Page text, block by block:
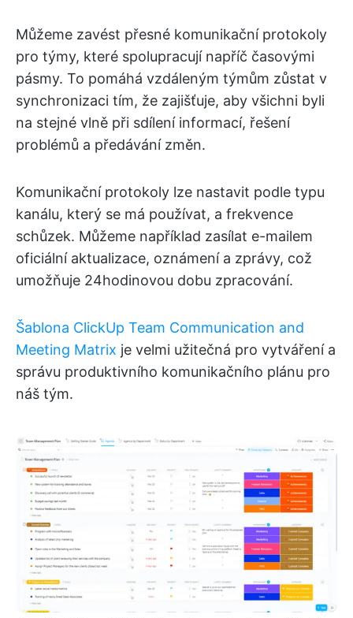
Můžeme zavést přesné komunikační protokoly
pro týmy, které spolupracují napříč časovými
pásmy. To pomáhá vzdáleným týmům zůstat v
synchronizaci tím, že zajišťuje, aby všichni byli
na stejné vlně při sdílení informací, řešení
problémů a předávání změn.
Komunikační protokoly lze nastavit podle typu
kanálu, který se má používat, a frekvence
schůzek. Můžeme například zasílat e-mailem
oficiální aktualizace, oznámení a zprávy, což
umožňuje 24hodinovou dobu zpracování.
Šablona ClickUp Team Communication and
Meeting Matrix je velmi užitečná pro vytváření a
správu produktivního komunikačního plánu pro
náš tým.